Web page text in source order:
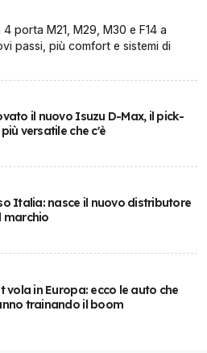
porta M21, M29, M30 e F14 a
passi, più comfort e sistemi di
il nuovo Isuzu D-Max, il pick-
versatile che c'è
Italia: nasce il nuovo distributore
marchio
vola in Europa: ecco le auto che
trainando il boom